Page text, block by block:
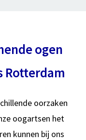
ogen
Rotterdam
oorzaken
oogartsen het
kunnen bij ons